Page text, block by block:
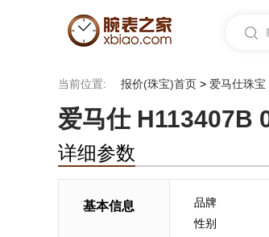
当前位置: 报价(珠宝)首页 > 爱马仕珠宝
爱马仕 H113407B
详细参数
基本信息 品牌
性别